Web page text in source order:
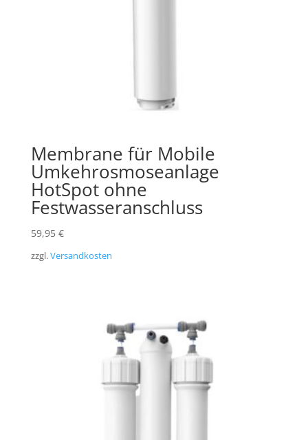
Membrane für Mobile
Umkehrosmoseanlage
HotSpot ohne
Festwasseranschluss
59,95 €
zzgl.Versandkosten